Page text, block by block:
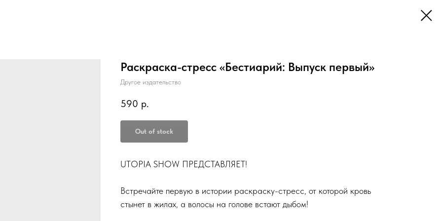
Раскраска-стресс «Бестиарий: Выпуск первый»
Другое издательство
590 р.
Out of stock
UTOPIA SHOW ПРЕДСТАВЛЯЕТ!
Встречайте первую в истории раскраску-стресс, от которой кровь
стынет в жилах, а волосы на голове встают дыбом!